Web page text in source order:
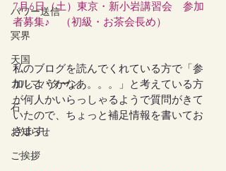
パワー送信
冥界
天国
カルマパターン
石
お知らせ
ご挨拶
7月6日（土）東京・新小岩講習会　参加
者募集♪　（初級・お茶会長め）
私のブログを読んでくれている方で「参
加しようかなあ。。。」と考えている方
が何人かいらっしゃるようで質問がきて
いたので、ちょっと補足情報を書いてお
きます。